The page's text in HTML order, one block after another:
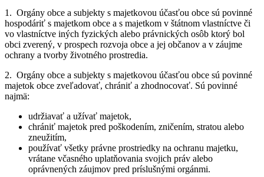
1. Orgány obce a subjekty s majetkovou účasťou obce sú povinné
hospodáriť s majetkom obce a s majetkom v štátnom vlastníctve či
vo vlastníctve iných fyzických alebo právnických osôb ktorý bol
obci zverený, v prospech rozvoja obce a jej občanov a v záujme
ochrany a tvorby životného prostredia.
2. Orgány obce a subjekty s majetkovou účasťou obce sú povinné
majetok obce zveľadovať, chrániť a zhodnocovať. Sú povinné
najmä:
udržiavať a užívať majetok,
chrániť majetok pred poškodením, zničením, stratou alebo
zneužitím,
používať všetky právne prostriedky na ochranu majetku,
vrátane včasného uplatňovania svojich práv alebo
oprávnených záujmov pred príslušnými orgánmi.